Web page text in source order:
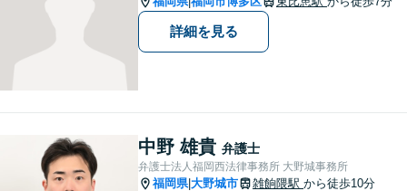
す。
詳細を見る
中野 雄貴 弁護士
弁護士法人福岡西法律事務所 大野城事務所
福岡県|大野城市 雑餉隈駅 から徒歩10分